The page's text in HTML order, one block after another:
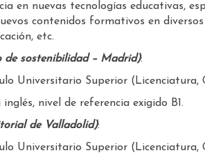
en nuevas tecnologías educativas,
contenidos formativos en
etc.
de sostenibilidad – Madrid):
Universitario Superior (Licenciatura,
nivel de referencia exigido B1.
de Valladolid):
Universitario Superior (Licenciatura,